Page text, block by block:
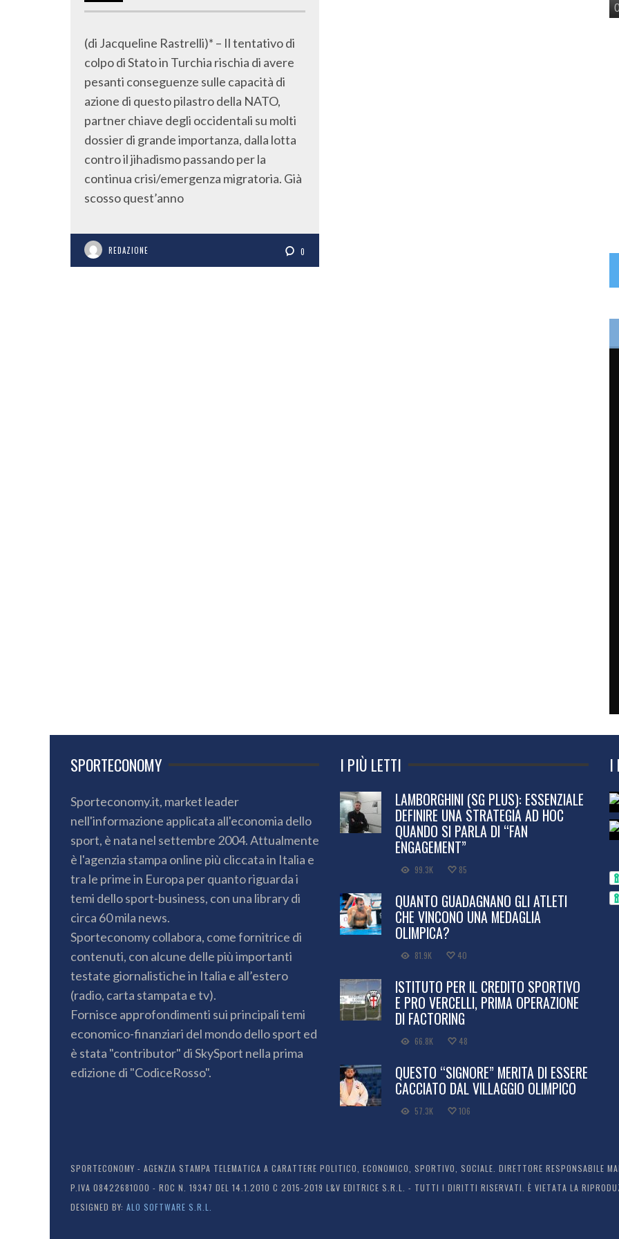
(di Jacqueline Rastrelli)* – Il tentativo di
colpo di Stato in Turchia rischia di avere
pesanti conseguenze sulle capacità di
azione di questo pilastro della NATO,
partner chiave degli occidentali su molti
dossier di grande importanza, dalla lotta
contro il jihadismo passando per la
continua crisi/emergenza migratoria. Già
scosso quest’anno
REDAZIONE 0
SPORTECONOMY
Sporteconomy.it, market leader
nell'informazione applicata all'economia dello
sport, è nata nel settembre 2004. Attualmente
è l'agenzia stampa online più cliccata in Italia e
tra le prime in Europa per quanto riguarda i
temi dello sport-business, con una library di
circa 60 mila news.
Sporteconomy collabora, come fornitrice di
contenuti, con alcune delle più importanti
testate giornalistiche in Italia e all’estero
(radio, carta stampata e tv).
Fornisce approfondimenti sui principali temi
economico-finanziari del mondo dello sport ed
è stata "contributor" di SkySport nella prima
edizione di "CodiceRosso".
I PIÙ LETTI
LAMBORGHINI (SG PLUS): ESSENZIALE
DEFINIRE UNA STRATEGIA AD HOC
QUANDO SI PARLA DI “FAN
ENGAGEMENT”
99.3K 85
QUANTO GUADAGNANO GLI ATLETI
CHE VINCONO UNA MEDAGLIA
OLIMPICA?
81.9K 40
ISTITUTO PER IL CREDITO SPORTIVO
E PRO VERCELLI, PRIMA OPERAZIONE
DI FACTORING
66.8K 48
QUESTO “SIGNORE” MERITA DI ESSERE
CACCIATO DAL VILLAGGIO OLIMPICO
57.3K 106
I
SPORTECONOMY - AGENZIA STAMPA TELEMATICA A CARATTERE POLITICO, ECONOMICO, SPORTIVO, SOCIALE. DIRETTORE
P.IVA 08422681000 - ROC N. 19347 DEL 14.1.2010 C 2015-2019 L&V EDITRICE S.R.L. - TUTTI I DIRITTI RISERVATI. È VIETATA LA
DESIGNED BY: ALO SOFTWARE S.R.L.